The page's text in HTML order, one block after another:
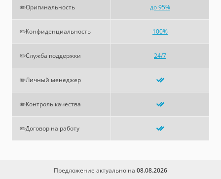
✏️Оригинальность до 95%
✏️Конфиденциальность 100%
✏️Служба поддержки 24/7
✏️Личный менеджер
✏️Контроль качества
✏️Договор на работу
Предложение актуально на 08.08.2026